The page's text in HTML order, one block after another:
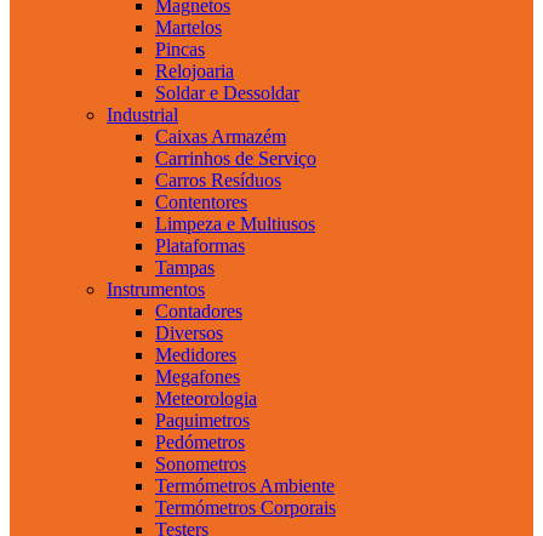
Magnetos
Martelos
Pincas
Relojoaria
Soldar e Dessoldar
Industrial
Caixas Armazém
Carrinhos de Serviço
Carros Resíduos
Contentores
Limpeza e Multiusos
Plataformas
Tampas
Instrumentos
Contadores
Diversos
Medidores
Megafones
Meteorologia
Paquimetros
Pedómetros
Sonometros
Termómetros Ambiente
Termómetros Corporais
Testers